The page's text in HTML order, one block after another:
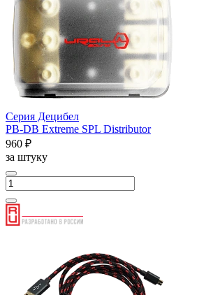
Серия Децибел
PB-DB Extreme SPL Distributor
960 ₽
за штуку